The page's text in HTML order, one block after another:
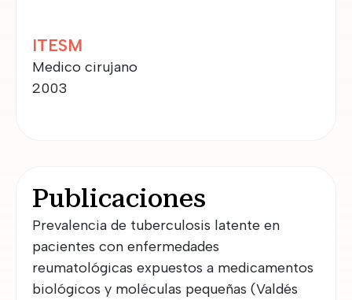
ITESM
Medico cirujano
2003
Publicaciones
Prevalencia de tuberculosis latente en
pacientes con enfermedades
reumatológicas expuestos a medicamentos
biológicos y moléculas pequeñas (Valdés